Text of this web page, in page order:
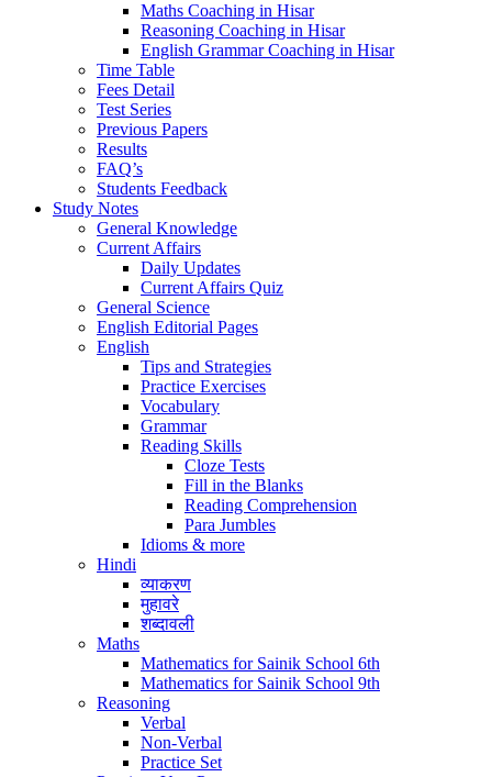
Maths Coaching in Hisar
Reasoning Coaching in Hisar
English Grammar Coaching in Hisar
Time Table
Fees Detail
Test Series
Previous Papers
Results
FAQ’s
Students Feedback
Study Notes
General Knowledge
Current Affairs
Daily Updates
Current Affairs Quiz
General Science
English Editorial Pages
English
Tips and Strategies
Practice Exercises
Vocabulary
Grammar
Reading Skills
Cloze Tests
Fill in the Blanks
Reading Comprehension
Para Jumbles
Idioms & more
Hindi
व्याकरण
मुहावरे
शब्दावली
Maths
Mathematics for Sainik School 6th
Mathematics for Sainik School 9th
Reasoning
Verbal
Non-Verbal
Practice Set